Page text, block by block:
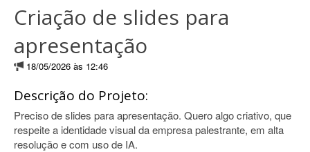
Criação de slides para
apresentação
18/05/2026 às 12:46
Descrição do Projeto:
Preciso de slides para apresentação. Quero algo criativo, que
respeite a identidade visual da empresa palestrante, em alta
resolução e com uso de IA.